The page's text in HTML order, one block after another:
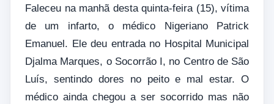
Faleceu na manhã desta quinta-feira (15), vítima
de um infarto, o médico Nigeriano Patrick
Emanuel. Ele deu entrada no Hospital Municipal
Djalma Marques, o Socorrão I, no Centro de São
Luís, sentindo dores no peito e mal estar. O
médico ainda chegou a ser socorrido mas não